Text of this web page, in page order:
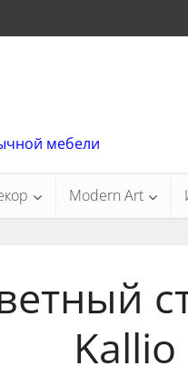
мебели
Modern Art
Kallio